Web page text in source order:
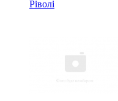
Ріволі